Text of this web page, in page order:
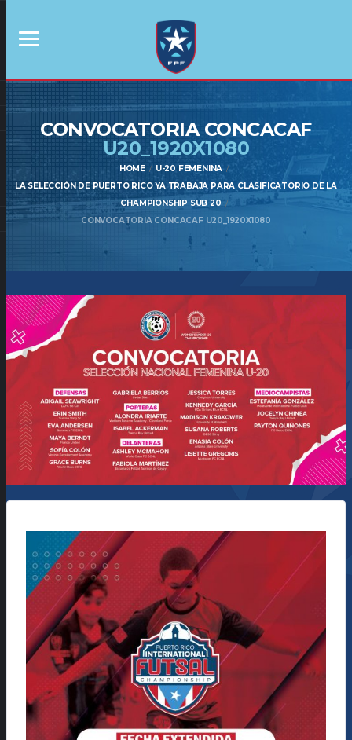
CONVOCATORIA CONCACAF
U20_1920X1080
HOME
U-20 FEMENINA
LA SELECCIÓN DE PUERTO RICO YA TRABAJA PARA CLASIFICATORIO DE LA
CHAMPIONSHIP SUB 20
CONVOCATORIA CONCACAF U20_1920X1080